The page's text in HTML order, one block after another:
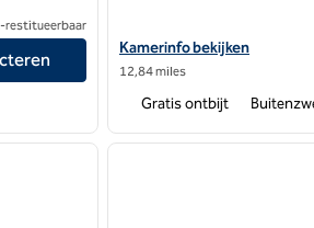
Mission Valley/ZooBekijk hoteldetails voor
Kamerinfo bekijken
12,84 miles
Gratis ontbijt
volgende afbeelding
1 van 12